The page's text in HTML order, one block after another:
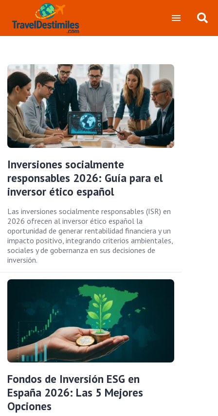
Inversiones socialmente
responsables 2026: Guía para el
inversor ético español
Las inversiones socialmente responsables (ISR) en
2026 ofrecen al inversor ético español la
oportunidad de generar rentabilidad financiera y un
impacto positivo, integrando criterios ambientales,
sociales y de gobernanza en sus decisiones de
inversión.
Fondos de Inversión ESG en
España 2026: Las 5 Mejores
Opciones